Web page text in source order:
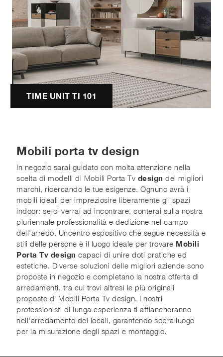
TIME UNIT TI 101
Mobili porta tv design
In negozio sarai guidato con molta attenzione nella
scelta di modelli di Mobili Porta Tv design dei migliori
marchi, ricercando le tue esigenze. Ognuno avrà i
mobili ideali per impreziosire liberamente gli spazi
indoor: se ci verrai ad incontrare, conterai sulla nostra
pluriennale professionalità e dedizione nel campo
dell'arredo. Uncentro espositivo che segue necessità e
stili delle persone è il luogo ideale per trovare Mobili
Porta Tv design capaci di unire doti pratiche ed
estetiche. Diverse soluzioni delle migliori aziende sono
proposte in negozio e completano la nostra offerta di
arredamenti, tra cui trovi altresì le più originali
proposte di Mobili Porta Tv design. I nostri
professionisti di lunga esperienza ti affiancheranno
nell'arredamento dei locali, garantendo sopralluogo
per la misurazione degli spazi e montaggio.